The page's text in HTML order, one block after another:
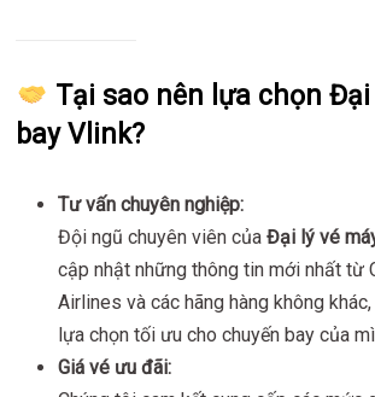
Tại sao nên lựa chọn Đại
bay Vlink?
Tư vấn chuyên nghiệp:
Đội ngũ chuyên viên củaĐại lý vé
cập nhật những thông tin mới nhất từ
Airlines và các hãng hàng không
lựa chọn tối ưu cho chuyến bay của
Giá vé ưu đãi: